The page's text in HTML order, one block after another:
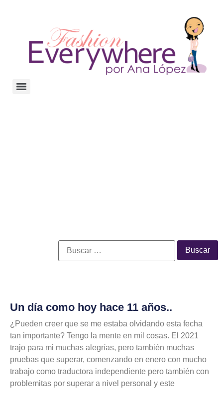
Un día como hoy hace 11 años..
¿Pueden creer que se me estaba olvidando esta fecha
tan importante? Tengo la mente en mil cosas. El 2021
trajo para mi muchas alegrías, pero también muchas
pruebas que superar, comenzando en enero con mucho
trabajo como traductora independiente pero también con
problemitas por superar a nivel personal y este